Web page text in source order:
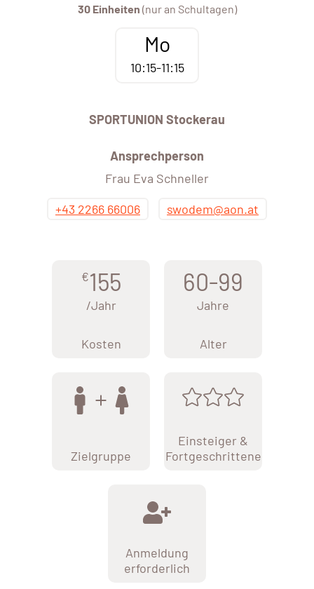
30 Einheiten (nur an Schultagen)
Mo
10:15-11:15
SPORTUNION Stockerau
Ansprechperson
Frau Eva Schneller
+43 2266 66006
swodem@aon.at
€155
/Jahr
Kosten
60-99
Jahre
Alter
Zielgruppe
Einsteiger &
Fortgeschrittene
Anmeldung
erforderlich